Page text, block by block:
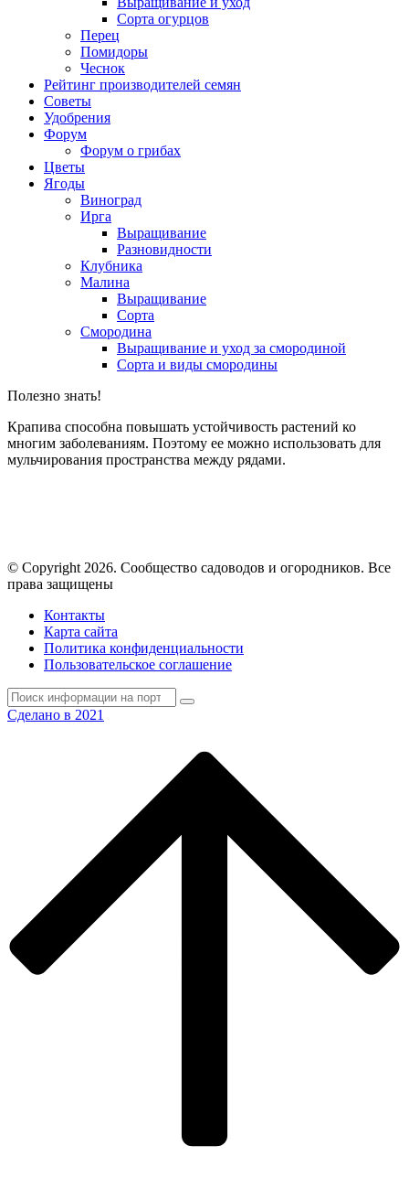
Сорта огурцов
Перец
Помидоры
Чеснок
Рейтинг производителей семян
Советы
Удобрения
Форум
Форум о грибах
Цветы
Ягоды
Виноград
Ирга
Выращивание
Разновидности
Клубника
Малина
Выращивание
Сорта
Смородина
Выращивание и уход за смородиной
Сорта и виды смородины
Полезно знать!
Крапива способна повышать устойчивость растений ко
многим заболеваниям. Поэтому ее можно использовать для
мульчирования пространства между рядами.
© Copyright 2026. Cообщество садоводов и огородников. Все
права защищены
Контакты
Карта сайта
Политика конфиденциальности
Пользовательское соглашение
Сделано в 2021